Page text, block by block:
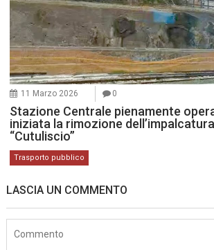
11 Marzo 2026 0
Stazione Centrale pienamente
iniziata la rimozione
“Cutuliscio”
Trasporto pubblico
LASCIA UN COMMENTO